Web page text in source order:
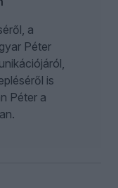
a
Péter
is
Péter a